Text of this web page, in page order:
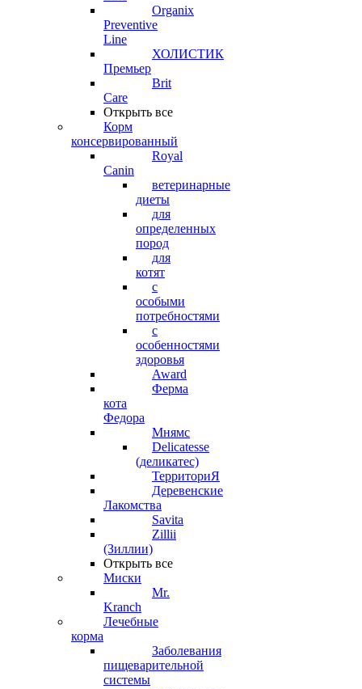
Organix
Preventive
Line
ХОЛИСТИК
Премьер
Brit
Care
Открыть все
Корм
консервированный
Royal
Canin
ветеринарные
диеты
для
определенных
пород
для
котят
с
особыми
потребностями
с
особенностями
здоровья
Award
Ферма
кота
Федора
Мнямс
Delicatesse
(деликатес)
ТерриториЯ
Деревенские
Лакомства
Savita
Zillii
(Зиллии)
Открыть все
Миски
Mr.
Kranch
Лечебные
корма
Заболевания
пищеварительной
системы